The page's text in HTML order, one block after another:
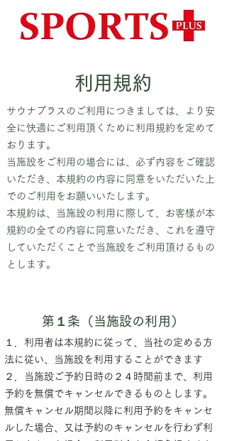
利用規約
サウナプラスのご利用につきましては、より安
全に快適にご利用頂くために利用規約を定めて
おります。
当施設をご利用の場合には、必ず内容をご確認
いただき、本規約の内容に同意をいただいた上
でのご利用をお願いいたします。
本規約は、当施設の利用に際して、お客様が本
規約の全ての内容に同意いただき、これを遵守
していただくことで当施設をご利用頂けるもの
とします。
第１条（当施設の利用）
１．利用者は本規約に従って、当社の定める方
法に従い、当施設を利用することができます
２．当施設ご予約日時の２４時間前まで、利用
予約を無償でキャンセルできるものとします。
無償キャンセル期間以降に利用予約をキャンセ
ルした場合、又は予約のキャンセルを行わず利